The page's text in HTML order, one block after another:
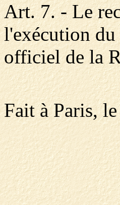
Art. 7. - Le
l'exécution du
officiel de la
Fait à Paris,